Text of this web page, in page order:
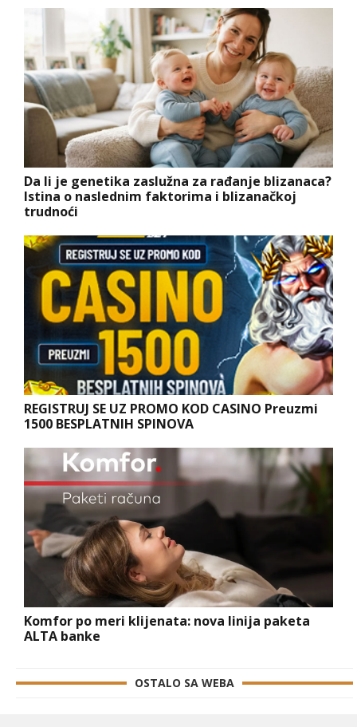
Da li je genetika zaslužna za rađanje blizanaca?
Istina o naslednim faktorima i blizanačkoj
trudnoći
REGISTRUJ SE UZ PROMO KOD CASINO Preuzmi
1500 BESPLATNIH SPINOVA
Komfor po meri klijenata: nova linija paketa
ALTA banke
OSTALO SA WEBA